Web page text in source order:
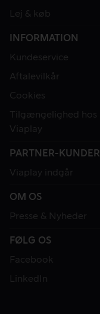
Lej & køb
INFORMATION
Kundeservice
Aftalevilkår
Cookies
Tilgængelighed hos
Viaplay
PARTNER-KUNDER
Viaplay indgår
OM OS
Presse & Nyheder
FØLG OS
Facebook
LinkedIn